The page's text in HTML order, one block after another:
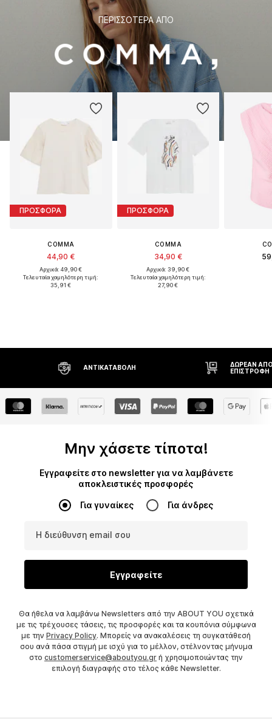
ΠΕΡΙΣΣΌΤΕΡΑ ΑΠΌ
ΠΡΟΣΦΟΡΑ
COMMA
44,90 €
Αρχικά: 49,90 €
Τελευταία χαμηλότερη τιμή:
35,91 €
ΠΡΟΣΦΟΡΑ
COMMA
34,90 €
Αρχικά: 39,90 €
Τελευταία χαμηλότερη τιμή:
27,90 €
ΑΝΤΙΚΑΤΑΒΟΛΉ
ΔΩΡΕΆΝ
ΕΠΙΣΤΡΟΦΉ
Μην χάσετε τίποτα!
Εγγραφείτε στο newsletter για να λαμβάνετε
αποκλειστικές προσφορές
Για γυναίκες Για άνδρες
Η διεύθυνση email σου
Εγγραφείτε
Θα ήθελα να λαμβάνω Newsletters από την ABOUT YOU σχετικά
με τις τρέχουσες τάσεις, τις προσφορές και τα κουπόνια σύμφωνα
με την Privacy Policy. Μπορείς να ανακαλέσεις τη συγκατάθεσή
σου ανά πάσα στιγμή με ισχύ για το μέλλον, στέλνοντας μήνυμα
στο customerservice@aboutyou.gr ή χρησιμοποιώντας την
επιλογή διαγραφής στο τέλος κάθε Newsletter.